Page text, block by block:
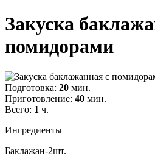
Закуска
помидорами
Подготовка: 20 мин.
Приготовление: 40 мин.
Всего: 1 ч.
Ингредиенты
Баклажан-2шт.